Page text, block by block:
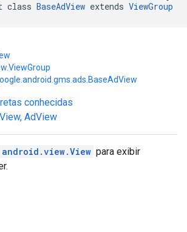
class BaseAdView extends ViewGroup
conhecidas
, AdView
android.view.View para exibir